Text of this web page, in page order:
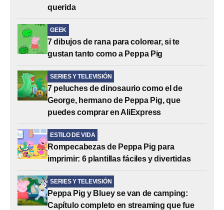
querida
GEEK
7 dibujos de rana para colorear, si te
gustan tanto como a Peppa Pig
SERIES Y TELEVISIÓN
7 peluches de dinosaurio como el de
George, hermano de Peppa Pig, que
puedes comprar en AliExpress
ESTILO DE VIDA
Rompecabezas de Peppa Pig para
imprimir: 6 plantillas fáciles y divertidas
SERIES Y TELEVISIÓN
Peppa Pig y Bluey se van de camping:
Capítulo completo en streaming que fue